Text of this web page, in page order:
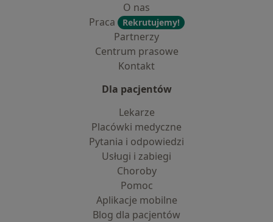
O nas
Praca
Rekrutujemy!
Partnerzy
Centrum prasowe
Kontakt
Dla pacjentów
Lekarze
Placówki medyczne
Pytania i odpowiedzi
Usługi i zabiegi
Choroby
Pomoc
Aplikacje mobilne
Blog dla pacjentów